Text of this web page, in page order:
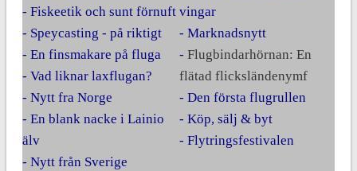
- Fiskeetik och sunt förnuft
- Speycasting - på riktigt
- En finsmakare på fluga
- Vad liknar laxflugan?
- Nytt fra Norge
- En blank nacke i Lainio
älv
- Nytt från Sverige
vingar
- Marknadsnytt
- Flugbindarhörnan: En
flätad flicksländenymf
- Den första flugrullen
- Köp, sälj & byt
- Flytringsfestivalen